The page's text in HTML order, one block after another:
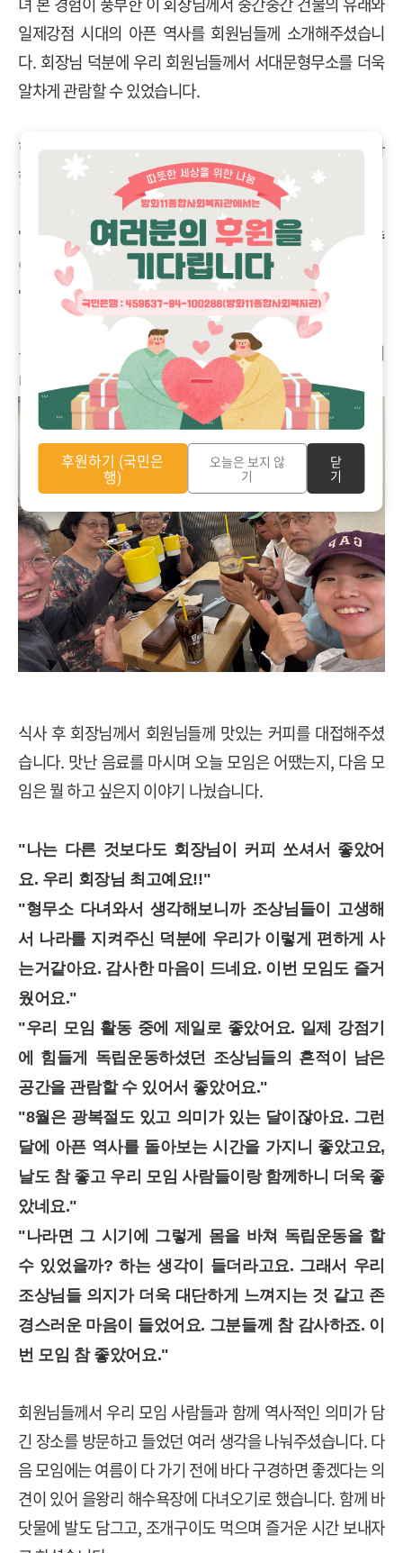
일제강점 시대의 아픈 역사를 회원님들께 소개해주셨습니
다. 회장님 덕분에 우리 회원님들께서 서대문형무소를 더욱
알차게 관람할 수 있었습니다.
형무소 관람을 마친 다음 함께 맛있는 추어탕을 먹으며 식사
했습니다.
"예전에 저 어릴 적에는 미꾸라지를 직접 잡아서 추
어탕을 해먹었거든요."
"저도 해봤어요. 그렇게 먹는 건 진짜 맛있죠."
신규 회원분들이 들어온 지 반 년이 지나니 관계가 많이 쌓이
니 식사하면서도 도란도란 이야기꽃이 끊이지 않았습니다.
식사 후 회장님께서 회원님들께 맛있는 커피를 대접해주셨
습니다. 맛난 음료를 마시며 오늘 모임은 어땠는지, 다음 모
임은 뭘 하고 싶은지 이야기 나눴습니다.
"나는 다른 것보다도 회장님이 커피 쏘셔서 좋았어
요. 우리 회장님 최고예요!!"
"형무소 다녀와서 생각해보니까 조상님들이 고생해
서 나라를 지켜주신 덕분에 우리가 이렇게 편하게 사
는거같아요. 감사한 마음이 드네요. 이번 모임도 즐거
웠어요."
"우리 모임 활동 중에 제일로 좋았어요. 일제 강점기
에 힘들게 독립운동하셨던 조상님들의 흔적이 남은
공간을 관람할 수 있어서 좋았어요."
"8월은 광복절도 있고 의미가 있는 달이잖아요. 그런
달에 아픈 역사를 돌아보는 시간을 가지니 좋았고요,
날도 참 좋고 우리 모임 사람들이랑 함께하니 더욱 좋
았네요."
"나라면 그 시기에 그렇게 몸을 바쳐 독립운동을 할
수 있었을까? 하는 생각이 들더라고요. 그래서 우리
조상님들 의지가 더욱 대단하게 느껴지는 것 같고 존
경스러운 마음이 들었어요. 그분들께 참 감사하죠. 이
번 모임 참 좋았어요."
회원님들께서 우리 모임 사람들과 함께 역사적인 의미가 담
긴 장소를 방문하고 들었던 여러 생각을 나눠주셨습니다. 다
음 모임에는 여름이 다 가기 전에 바다 구경하면 좋겠다는 의
견이 있어 을왕리 해수욕장에 다녀오기로 했습니다. 함께 바
닷물에 발도 담그고, 조개구이도 먹으며 즐거운 시간 보내자
후원하기 (국민은
행)
오늘은 보지 않
기
닫
기